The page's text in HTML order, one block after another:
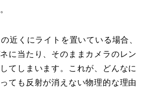
近くにライトを置いている場合、
に当たり、そのままカメラのレン
てしまいます。これが、どんなに
ても反射が消えない物理的な理由